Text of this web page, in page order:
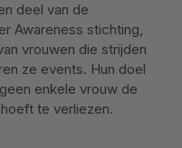
deel van de
Awareness stichting,
vrouwen die strijden
ze events. Hun doel
enkele vrouw de
te verliezen.